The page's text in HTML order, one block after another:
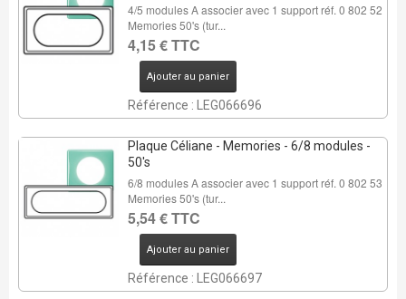
4/5 modules A associer avec 1 support réf. 0 802 52
Memories 50's (tur...
4,15 € TTC
Ajouter au panier
Référence : LEG066696
Plaque Céliane - Memories - 6/8 modules -
50's
6/8 modules A associer avec 1 support réf. 0 802 53
Memories 50's (tur...
5,54 € TTC
Ajouter au panier
Référence : LEG066697